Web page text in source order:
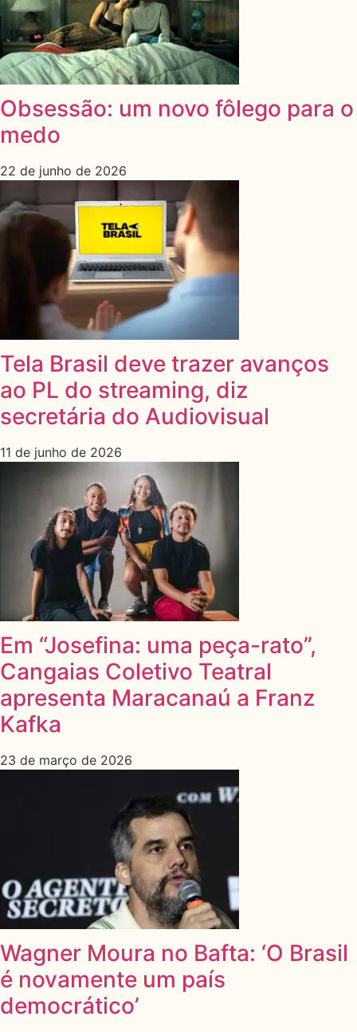
Obsessão: um novo fôlego para o
medo
22 de junho de 2026
Tela Brasil deve trazer avanços
ao PL do streaming, diz
secretária do Audiovisual
11 de junho de 2026
Em “Josefina: uma peça-rato”,
Cangaias Coletivo Teatral
apresenta Maracanaú a Franz
Kafka
23 de março de 2026
Wagner Moura no Bafta: ‘O Brasil
é novamente um país
democrático’